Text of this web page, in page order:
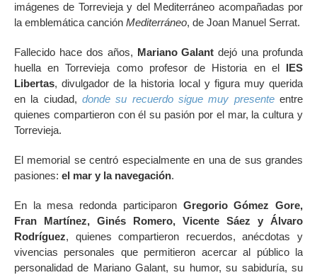
imágenes de Torrevieja y del Mediterráneo acompañadas por
la emblemática canción Mediterráneo, de Joan Manuel Serrat.
Fallecido hace dos años, Mariano Galant dejó una profunda
huella en Torrevieja como profesor de Historia en el IES
Libertas, divulgador de la historia local y figura muy querida
en la ciudad, donde su recuerdo sigue muy presenteentre
quienes compartieron con él su pasión por el mar, la cultura y
Torrevieja.
El memorial se centró especialmente en una de sus grandes
pasiones: el mar y la navegación.
En la mesa redonda participaron Gregorio Gómez Gore,
Fran Martínez, Ginés Romero, Vicente Sáez y Álvaro
Rodríguez, quienes compartieron recuerdos, anécdotas y
vivencias personales que permitieron acercar al público la
personalidad de Mariano Galant, su humor, su sabiduría, su